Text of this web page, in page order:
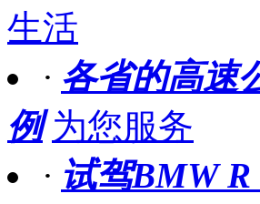
生活
· 各省的高速
例 为您服务
· 试驾BMW R